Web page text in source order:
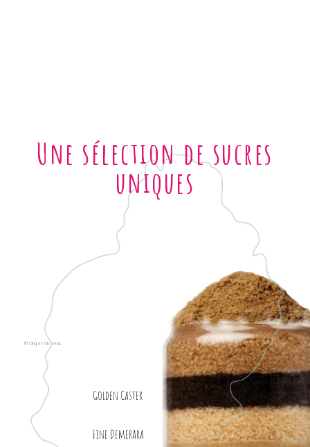
Une sélection de sucres
uniques
Golden Caster
Fine Demerara
© Cinq et Un Sens